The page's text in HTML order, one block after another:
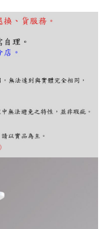
轉至「AFTEE先享後付」
結帳。
連結，可透過四大超商／
交易完成。
您需要取消訂單，請聯絡
有效，需透過AFTEE先享
頁面顯示為準，若有關於
請聯繫「AFTEE先享後付
support/home